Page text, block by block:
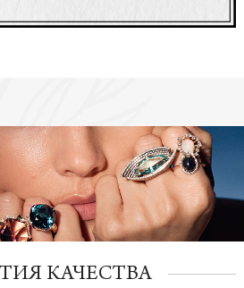
КАЧЕСТВА